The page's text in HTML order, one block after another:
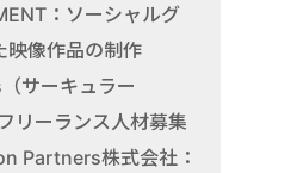
：ソーシャルグ
映像作品の制作
サーキュラー
リーランス人材募集
Partners株式会社：